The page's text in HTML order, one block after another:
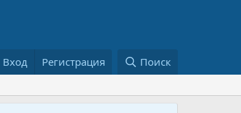
Вход Регистрация Поиск